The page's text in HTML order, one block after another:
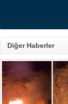
Diğer Haberler